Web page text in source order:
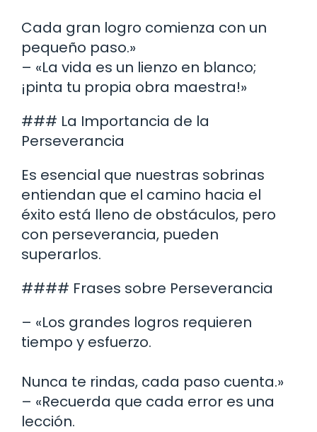
Cada gran logro comienza con un
pequeño paso.»
– «La vida es un lienzo en blanco;
¡pinta tu propia obra maestra!»
### La Importancia de la
Perseverancia
Es esencial que nuestras sobrinas
entiendan que el camino hacia el
éxito está lleno de obstáculos, pero
con perseverancia, pueden
superarlos.
#### Frases sobre Perseverancia
– «Los grandes logros requieren
tiempo y esfuerzo.
Nunca te rindas, cada paso cuenta.»
– «Recuerda que cada error es una
lección.